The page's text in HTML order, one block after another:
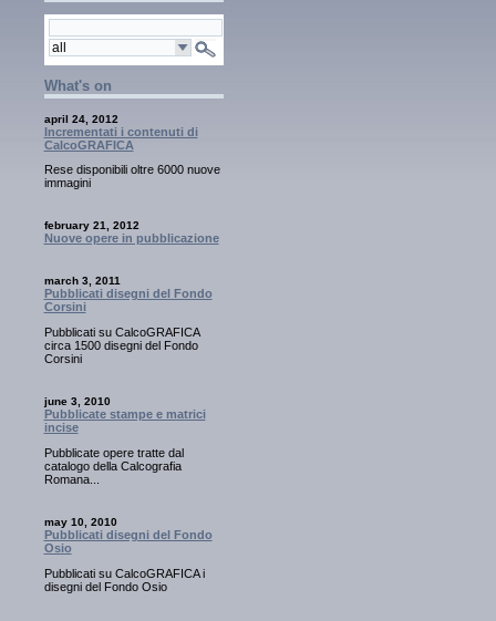
What's on
april 24, 2012
Incrementati i contenuti di
CalcoGRAFICA
Rese disponibili oltre 6000 nuove
immagini
february 21, 2012
Nuove opere in pubblicazione
march 3, 2011
Pubblicati disegni del Fondo
Corsini
Pubblicati su CalcoGRAFICA
circa 1500 disegni del Fondo
Corsini
june 3, 2010
Pubblicate stampe e matrici
incise
Pubblicate opere tratte dal
catalogo della Calcografia
Romana...
may 10, 2010
Pubblicati disegni del Fondo
Osio
Pubblicati su CalcoGRAFICA i
disegni del Fondo Osio